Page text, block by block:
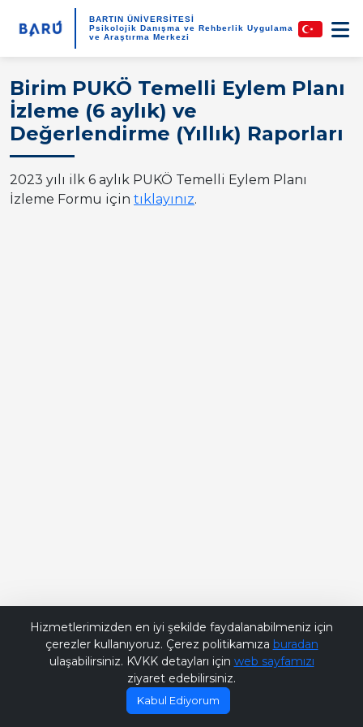
BARTIN ÜNİVERSİTESİ
Psikolojik Danışma ve Rehberlik Uygulama
ve Araştırma Merkezi
Birim PUKÖ Temelli Eylem Planı
İzleme (6 aylık) ve
Değerlendirme (Yıllık) Raporları
2023 yılı ilk 6 aylık PUKÖ Temelli Eylem Planı
İzleme Formu için tıklayınız.
Hizmetlerimizden en iyi şekilde faydalanabilmeniz için
çerezler kullanıyoruz. Çerez politikamıza buradan
ulaşabilirsiniz. KVKK detayları için web sayfamızı
ziyaret edebilirsiniz.
Kabul Ediyorum
Bana Soru Sor | Ask Me